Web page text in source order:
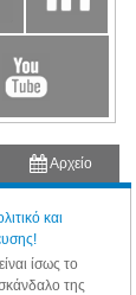
Αρχείο
και
ίσως το
της